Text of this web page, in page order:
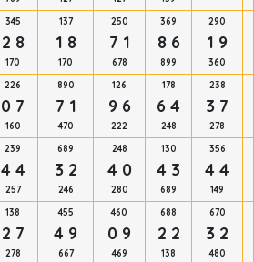
345
2 8
170
137
1 8
170
250
7 1
678
369
8 6
899
290
1 9
360
226
0 7
160
890
7 1
470
126
9 6
222
178
6 4
248
238
3 7
278
239
4 4
257
689
3 2
246
248
4 0
280
130
4 3
689
356
4 4
149
138
2 7
278
455
4 9
667
460
0 9
469
688
2 2
138
670
3 2
480